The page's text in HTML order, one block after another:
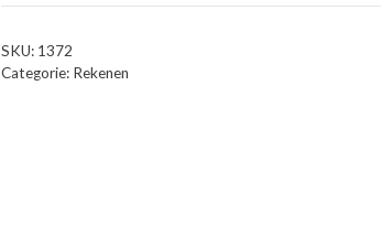
SKU: 1372
Categorie: Rekenen